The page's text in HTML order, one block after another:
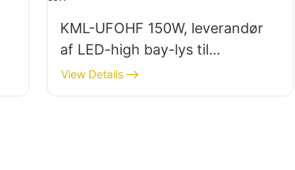
KML-UFOHF 150W, leverandør
af LED-high bay-lys til
indendørs belysning i
industrianlæg, fitnesscentre osv.
View Details